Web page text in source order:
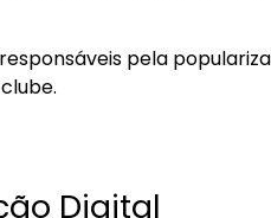
pela
Digital